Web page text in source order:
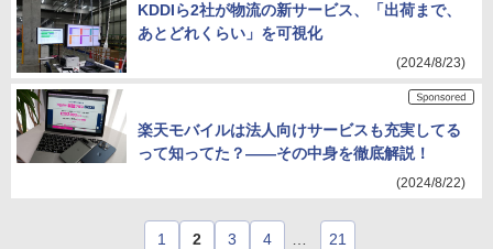
KDDIら2社が物流の新サービス、「出荷まで、
あとどれくらい」を可視化
(2024/8/23)
楽天モバイルは法人向けサービスも充実してる
って知ってた？――その中身を徹底解説！
(2024/8/22)
1 2 3 4 21